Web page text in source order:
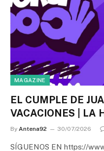
MAGAZINE
EL CUMPLE DE
VACACIONES | LA
By Antena92 30/07/2026
SÍGUENOS EN https://